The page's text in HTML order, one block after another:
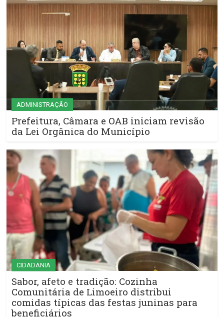
ADMINISTRAÇÃO
Prefeitura, Câmara e OAB iniciam revisão
da Lei Orgânica do Município
CIDADANIA
Sabor, afeto e tradição: Cozinha
Comunitária de Limoeiro distribui
comidas típicas das festas juninas para
beneficiários